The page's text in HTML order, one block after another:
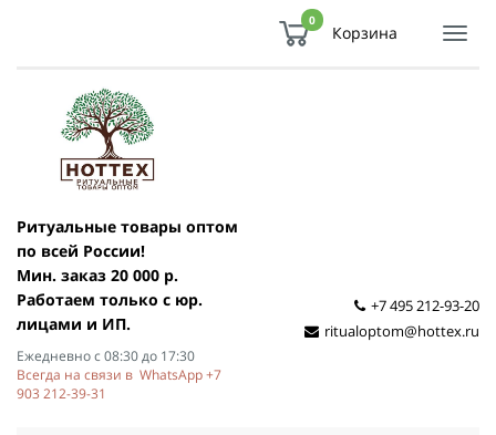
0
Корзина
Ритуальные товары оптом
по всей России!
Мин. заказ 20 000 р.
Работаем только с юр.
лицами и ИП.
Ежедневно с 08:30 до 17:30
Всегда на связи в WhatsApp +7
903 212-39-31
+7 495 212-93-20
ritualoptom@hottex.ru